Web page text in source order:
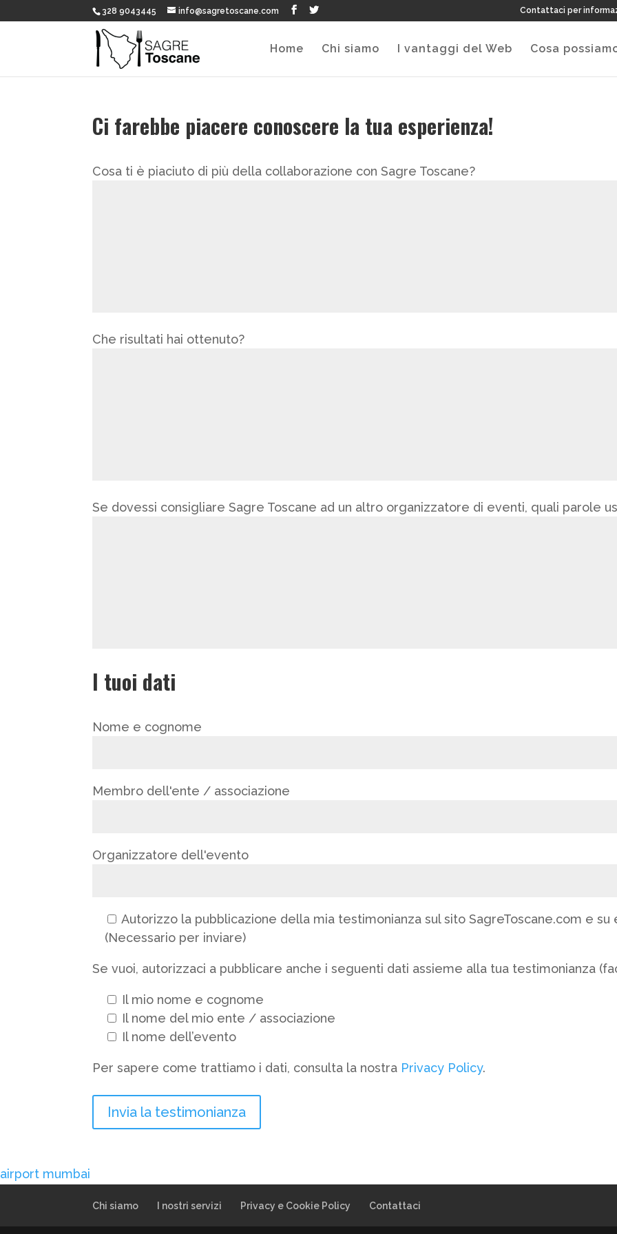
328 9043445 info@sagretoscane.com Contattaci per
Home Chi siamo I vantaggi del Web Cosa
Ci farebbe piacere conoscere la tua esperienza!
Cosa ti è piaciuto di più della collaborazione con Sagre Toscane?
Che risultati hai ottenuto?
Se dovessi consigliare Sagre Toscane ad un altro organizzatore di eventi, quali parole
I tuoi dati
Nome e cognome
Membro dell'ente / associazione
Organizzatore dell'evento
Autorizzo la pubblicazione della mia testimonianza sul sito SagreToscane.com e
(Necessario per inviare)
Se vuoi, autorizzaci a pubblicare anche i seguenti dati assieme alla tua testimonianza
Il mio nome e cognome
Il nome del mio ente / associazione
Il nome dell’evento
Per sapere come trattiamo i dati, consulta la nostra Privacy Policy.
airport mumbai
Chi siamo I nostri servizi Privacy e Cookie Policy Contattaci